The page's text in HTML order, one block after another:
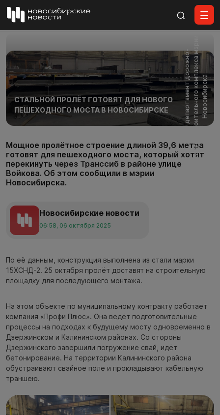
Ф
о
т
о
:
д
е
п
а
р
т
а
м
е
н
т
д
о
р
о
ж
н
о
-
б
л
а
г
о
у
с
т
р
о
и
т
е
л
ь
н
о
г
о
к
о
м
п
л
е
к
с
а
м
э
р
ии
Н
о
в
о
с
и
б
и
р
с
к а
СТАЛЬНОЙ ПРОЛЁТ ГОТОВЯТ ДЛЯ НОВОГО
ПЕШЕХОДНОГО МОСТА В НОВОСИБИРСКЕ
Мощное пролётное строение длиной 39,6 метра
готовят для пешеходного моста, который хотят
перекинуть через Транссиб в районе улице
Войкова. Об этом сообщили в мэрии
Новосибирска.
Новосибирские новости
06:58, 06 октября 2025
По её данным, конструкция выполнена из стали марки
15ХСНД-2. 25 октября пролёт доставят на строительную
площадку для последующего монтажа.
На этом объекте по муниципальному контракту работает
компания «Профи Плюс». Она ведёт подготовительные
процессы на подходах к будущему мосту одновременно в
Дзержинском и Калининском районах. Со стороны
Дзержинского завершили погружение свай, идёт
бетонирование. На территории Калининского района
обустраивают свайное поле и прокладывают кабельную
траншею.